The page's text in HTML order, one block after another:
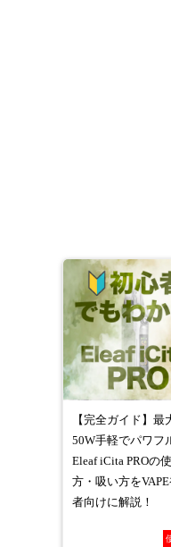
【完全ガイド】最
50W手軽でパワフ
Eleaf iCita PROの
方・吸い方を
者向けに解説！